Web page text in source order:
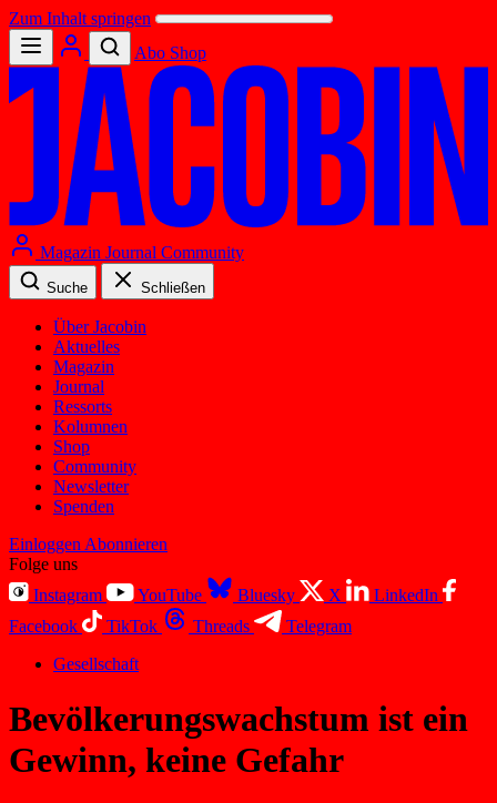
Zum Inhalt springen
Abo Shop
Magazin Journal Community
Suche Schließen
Über Jacobin
Aktuelles
Magazin
Journal
Ressorts
Kolumnen
Shop
Community
Newsletter
Spenden
Einloggen Abonnieren
Folge uns
Instagram
YouTube Bluesky X
LinkedIn
Facebook
TikTok Threads
Telegram
Gesellschaft
Bevölkerungs­wachstum ist ein
Gewinn, keine Gefahr